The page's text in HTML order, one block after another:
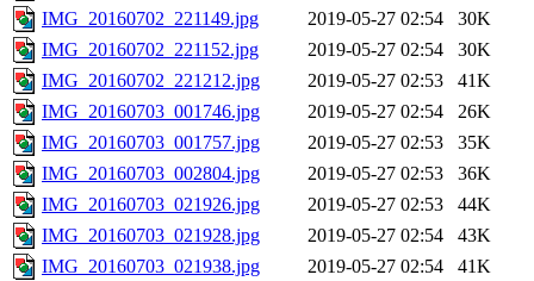
IMG_20160702_221149.jpg
2019-05-27 02:54
30K
IMG_20160702_221152.jpg
2019-05-27 02:54
30K
IMG_20160702_221212.jpg
2019-05-27 02:53
41K
IMG_20160703_001746.jpg
2019-05-27 02:54
26K
IMG_20160703_001757.jpg
2019-05-27 02:53
35K
IMG_20160703_002804.jpg
2019-05-27 02:53
36K
IMG_20160703_021926.jpg
2019-05-27 02:53
44K
IMG_20160703_021928.jpg
2019-05-27 02:54
43K
IMG_20160703_021938.jpg
2019-05-27 02:54
41K